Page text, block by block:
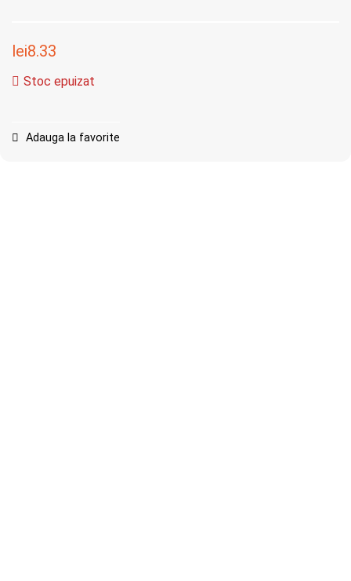
lei8.33
Stoc epuizat
Adauga la favorite